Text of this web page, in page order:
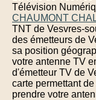
Télévision
CHAUMONT
TNT de Vesvres-
des émetteurs de
sa position
votre antenne TV
d'émetteur TV de
carte permettant
prendre votre